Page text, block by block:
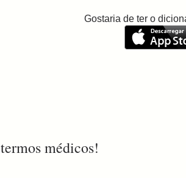
Gostaria de ter o
termos médicos!